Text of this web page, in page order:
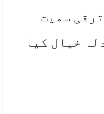
سمیت
خیال کیا